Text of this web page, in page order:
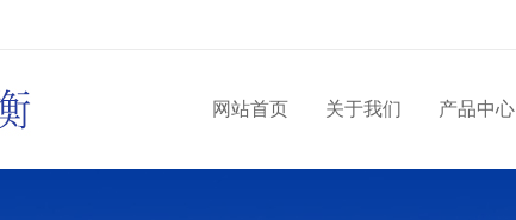
网站首页 关于我们 产品中心